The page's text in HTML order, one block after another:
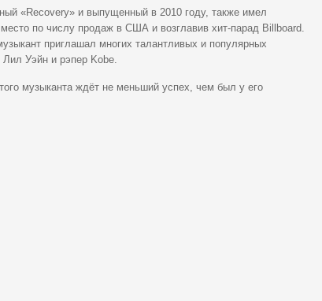
«Recovery» и выпущенный в 2010 году, также имел
по числу продаж в США и возглавив хит-парад Billboard.
приглашал многих талантливых и популярных
Лил Уэйн и рэпер Kobe.
музыканта ждёт не меньший успех, чем был у его